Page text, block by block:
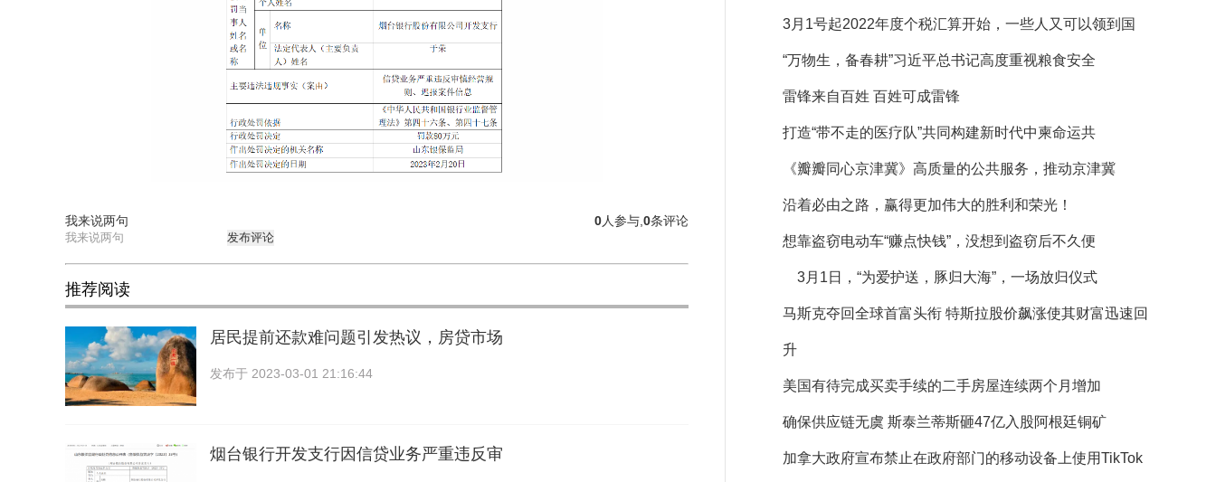
我来说两句 0条评论
0人参与,
发布评论
推荐阅读
居民提前还款难问题引发热议，房贷市场
发布于 2023-03-01 21:16:44
烟台银行开发支行因信贷业务严重违反审
3月1号起2022年度个税汇算开始，一些人又可以领到国
“万物生，备春耕”习近平总书记高度重视粮食安全
雷锋来自百姓 百姓可成雷锋
打造“带不走的医疗队”共同构建新时代中柬命运共
《瓣瓣同心京津冀》高质量的公共服务，推动京津冀
沿着必由之路，赢得更加伟大的胜利和荣光！
想靠盗窃电动车“赚点快钱”，没想到盗窃后不久便
3月1日，“为爱护送，豚归大海”，一场放归仪式
马斯克夺回全球首富头衔 特斯拉股价飙涨使其财富迅速回
升
美国有待完成买卖手续的二手房屋连续两个月增加
确保供应链无虞 斯泰兰蒂斯砸47亿入股阿根廷铜矿
加拿大政府宣布禁止在政府部门的移动设备上使用TikTok